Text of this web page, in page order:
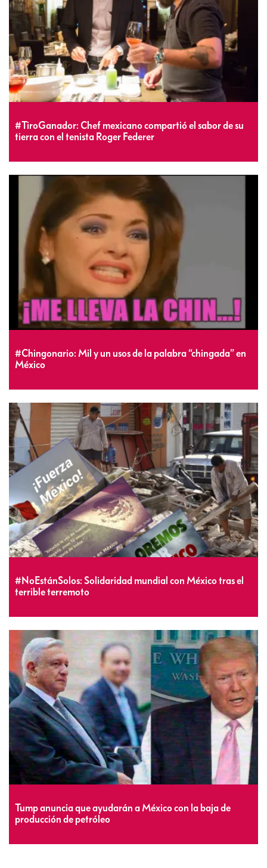
#TiroGanador: Chef mexicano compartió el sabor de su
tierra con el tenista Roger Federer
#Chingonario: Mil y un usos de la palabra “chingada” en
México
#NoEstánSolos: Solidaridad mundial con México tras el
terrible terremoto
Tump anuncia que ayudarán a México con la baja de
producción de petróleo